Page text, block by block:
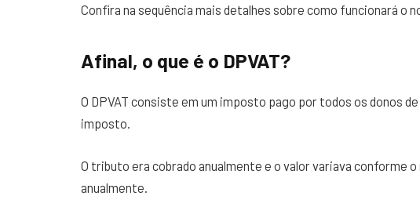
Confira na sequência mais detalhes sobre como funcionará o
Afinal, o que é o DPVAT?
O DPVAT consiste em um imposto pago por todos os donos
imposto.
O tributo era cobrado anualmente e o valor variava conforme
anualmente.